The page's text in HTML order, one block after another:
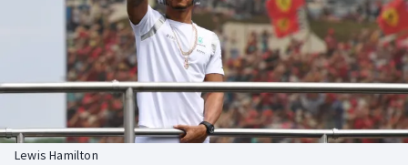
Americký fotbal
Baseball a softbal
Basketbal
Biatlon
NEPŘEHLÉDNĚTE
Soutěže
Historické návraty
Aplikace ČT sport
Lewis Hamilton